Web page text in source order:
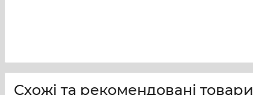
Схожі та рекомендовані товари